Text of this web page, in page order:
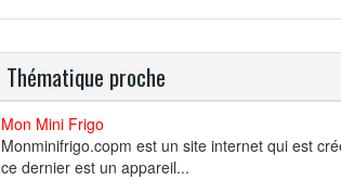
Thématique proche
Mon Mini Frigo
Monminifrigo.copm est un site internet qui est
ce dernier est un appareil...